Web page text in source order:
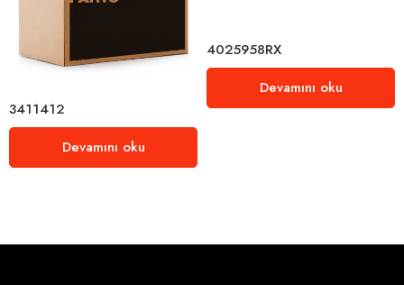
3411412
Devamını oku
4025958RX
Devamını oku